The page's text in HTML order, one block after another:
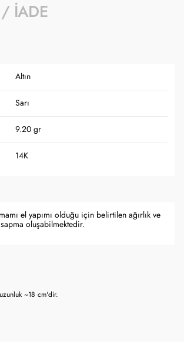
/ İADE
Altın
Sarı
9.20 gr
14K
el yapımı olduğu için belirtilen ağırlık ve
oluşabilmektedir.
~18 cm'dir.